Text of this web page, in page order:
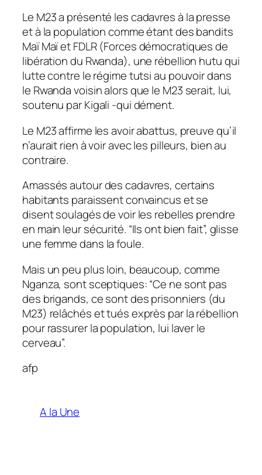
Le M23 a présenté les cadavres à la presse
et à la population comme étant des bandits
Maï Maï et FDLR (Forces démocratiques de
libération du Rwanda), une rébellion hutu qui
lutte contre le régime tutsi au pouvoir dans
le Rwanda voisin alors que le M23 serait, lui,
soutenu par Kigali -qui dément.
Le M23 affirme les avoir abattus, preuve qu’il
n’aurait rien à voir avec les pilleurs, bien au
contraire.
Amassés autour des cadavres, certains
habitants paraissent convaincus et se
disent soulagés de voir les rebelles prendre
en main leur sécurité. “Ils ont bien fait”, glisse
une femme dans la foule.
Mais un peu plus loin, beaucoup, comme
Nganza, sont sceptiques: “Ce ne sont pas
des brigands, ce sont des prisonniers (du
M23) relâchés et tués exprès par la rébellion
pour rassurer la population, lui laver le
cerveau”.
afp
A la Une